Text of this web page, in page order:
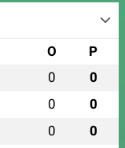
O P
0 0
0 0
0 0